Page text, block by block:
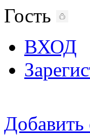
Гость
ВХОД
Добавить